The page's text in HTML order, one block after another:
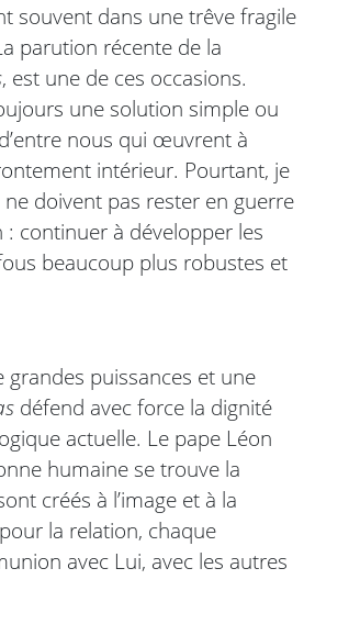
souvent dans une trêve fragile
parution récente de la
, est une de ces occasions.
une solution simple ou
nous qui œuvrent à
intérieur. Pourtant, je
doivent pas rester en guerre
continuer à développer les
beaucoup plus robustes et
puissances et une
défend avec force la dignité
actuelle. Le pape Léon
humaine se trouve la
créés à l’image et à la
la relation, chaque
avec Lui, avec les autres